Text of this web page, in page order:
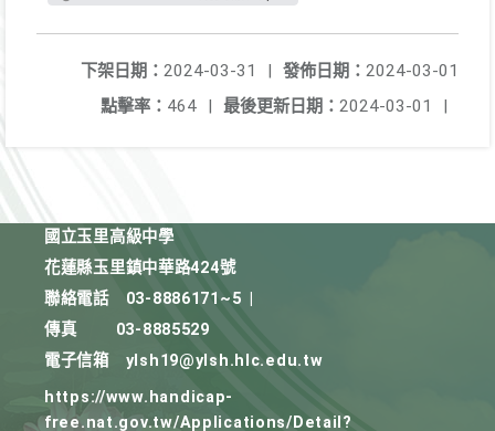
發佈日期： 2024-03-01
下架日期： 2024-03-31
|
最後更新日期： 2024-03-01 |
點擊率： 464 |
國立玉里高級中學
花蓮縣玉里鎮中華路424號
聯絡電話
03-8886171~5
傳真
03-8885529
電子信箱
ylsh19@ylsh.hlc.edu.tw
https://www.handicap-
free.nat.gov.tw/Applications/Detail?